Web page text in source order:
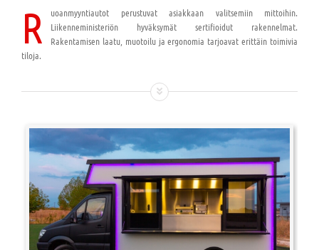
R
uoanmyyntiautot perustuvat asiakkaan valitsemiin mittoihin.
Liikenneministeriön hyväksymät sertifioidut rakennelmat.
Rakentamisen laatu, muotoilu ja ergonomia tarjoavat erittäin toimivia
tiloja.